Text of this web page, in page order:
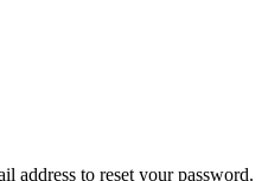
address to reset your password.